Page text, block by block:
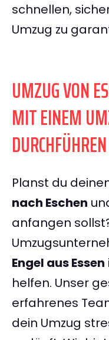
schnellen,
Umzug zu
UMZUG VON
MIT EINEM
DURCHFÜHREN
Planst du
nach Eschen
anfangen
Engel aus Essen
helfen. Unser
erfahrenes
dein Umzug